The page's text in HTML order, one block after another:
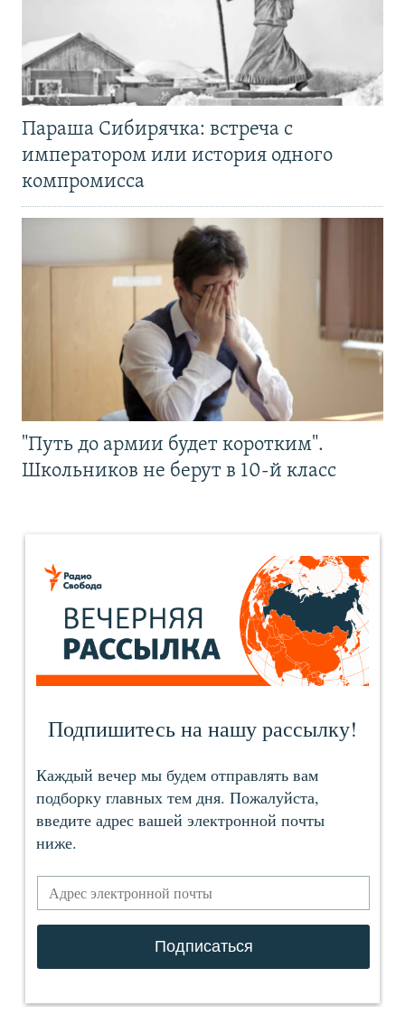
Параша Сибирячка: встреча с
императором или история одного
компромисса
"Путь до армии будет коротким".
Школьников не берут в 10-й класс